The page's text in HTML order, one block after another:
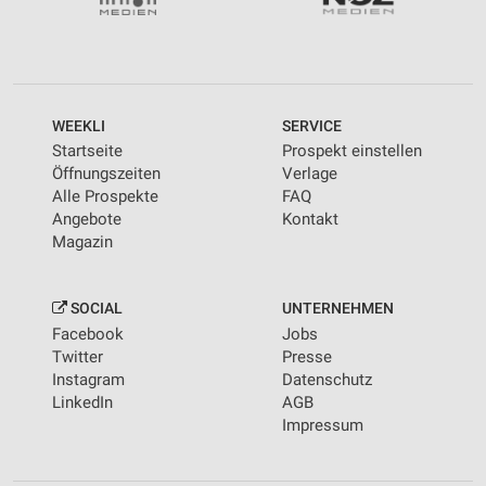
WEEKLI
Startseite
Öffnungszeiten
Alle Prospekte
Angebote
Magazin
SERVICE
Prospekt einstellen
Verlage
FAQ
Kontakt
SOCIAL
Facebook
Twitter
Instagram
LinkedIn
UNTERNEHMEN
Jobs
Presse
Datenschutz
AGB
Impressum
personalisierter Werbung
personalisierter Inhalte
Messung der Werbeleistung
Messung der Performance von Inhalten
Quellen
Entwicklung und Verbesserung der Angebote
Verwendung reduzierter Daten zur Auswahl von
Inhalten